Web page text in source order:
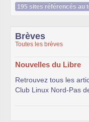
195 sites référencés au
Brèves
Toutes les brèves
Nouvelles du Libre
Retrouvez tous les
Club Linux Nord-Pas